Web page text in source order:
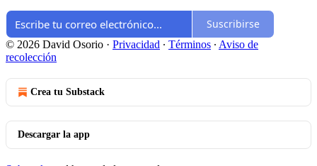
Suscribirse
© 2026 David Osorio · Privacidad ∙ Términos ∙ Aviso de
recolección
Crea tu Substack
Descargar la app